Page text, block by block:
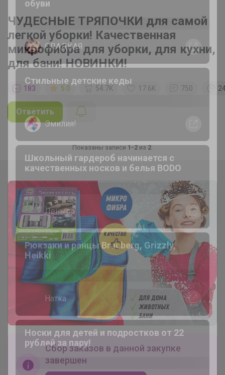
ЧУДЕСНЫЕ ТРЯПОЧКИ для самой
легкой уборки! Качественная
микрофибра для уборки, для кухни,
для бани! НОВИНКИ!
183 5.0 54.7K 17.6K 750
Ответить
Показаны записи1-2из2.
Сбор заказов в данной закупке
завершен
Разбираем остатки школьной формы и
обуви
СЛАДКАЯ
Эмилия!
Школьный гардероб начинается с
качественных носков и белья BODO
Леныра
Рюкзаки и ранцы Brauberg, Grizzly,
Heikki
Натка
Носки для детей и подростков от 22
рублей за пару!